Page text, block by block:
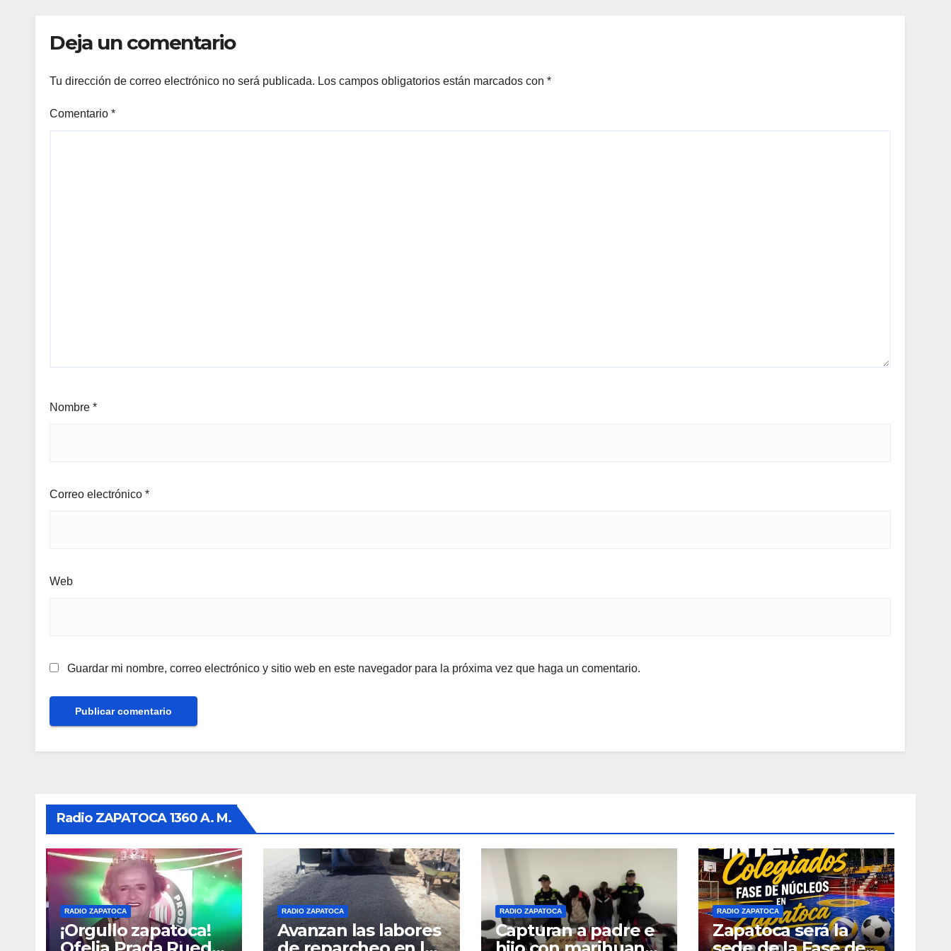
Deja un comentario
Tu dirección de correo electrónico no será publicada. Los campos obligatorios están marcados con *
Comentario *
Nombre *
Correo electrónico *
Web
Guardar mi nombre, correo electrónico y sitio web en este navegador para la próxima vez que haga un comentario.
Radio ZAPATOCA 1360 A. M.
RADIO ZAPATOCA
¡Orgullo zapatoca!
RADIO ZAPATOCA
Avanzan las labores
RADIO ZAPATOCA
Capturan a padre e
RADIO ZAPATOCA
Zapatoca será la